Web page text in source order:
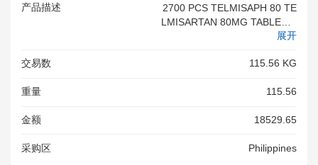
产品描述
2700 PCS TELMISAPH 80 TE
LMISARTAN 80MG TABLET B
RAND NAME TELMISAPH-80
展开
交易数 115.56 KG
重量 115.56
金额 18529.65
采购区 Philippines